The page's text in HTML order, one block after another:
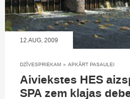
12.AUG, 2009
DZĪVESPRIEKAM » APKĀRT PASAULEI
Aiviekstes HES
SPA zem klajas